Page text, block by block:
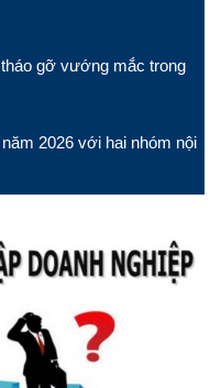
gỡ vướng mắc trong
2026 với hai nhóm nội